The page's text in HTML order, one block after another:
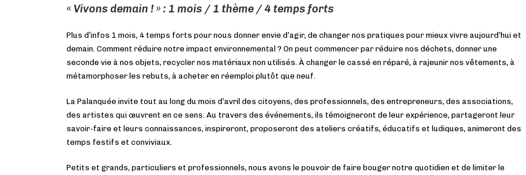
« Vivons demain ! » : 1 mois / 1 thème / 4 temps forts
Plus d’infos 1 mois, 4 temps forts pour nous donner envie d’agir, de changer nos pratiques pour mieux vivre aujourd’hui et
demain. Comment réduire notre impact environnemental ? On peut commencer par réduire nos déchets, donner une
seconde vie à nos objets, recycler nos matériaux non utilisés. À changer le cassé en réparé, à rajeunir nos vêtements, à
métamorphoser les rebuts, à acheter en réemploi plutôt que neuf.
La Palanquée invite tout au long du mois d’avril des citoyens, des professionnels, des entrepreneurs, des associations,
des artistes qui œuvrent en ce sens. Au travers des événements, ils témoigneront de leur expérience, partageront leur
savoir-faire et leurs connaissances, inspireront, proposeront des ateliers créatifs, éducatifs et ludiques, animeront des
temps festifs et conviviaux.
Petits et grands, particuliers et professionnels, nous avons le pouvoir de faire bouger notre quotidien et de limiter le